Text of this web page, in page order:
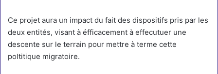
Ce projet aura un impact du fait des dispositifs pris par les
deux entités, visant à éfficacement à effecutuer une
descente sur le terrain pour mettre à terme cette
poltitique migratoire.